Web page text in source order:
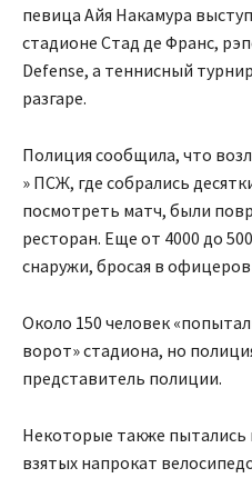
певица Айя Накамура
стадионе Стад де Франс,
Defense, а теннисный
разгаре.
Полиция сообщила, что
» ПСЖ, где собрались
посмотреть матч, были
ресторан. Еще от 4000 до
снаружи, бросая в
Около 150 человек
ворот» стадиона, но
представитель полиции.
Некоторые также пытались
взятых напрокат